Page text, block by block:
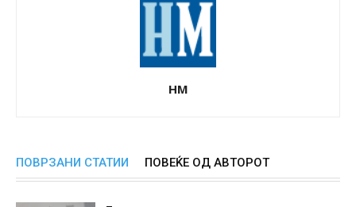
НМ
ПОВРЗАНИ СТАТИИ ПОВЕЌЕ ОД АВТОРОТ